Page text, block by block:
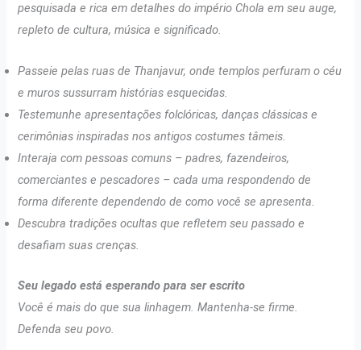
pesquisada e rica em detalhes do império Chola em seu auge,
repleto de cultura, música e significado.
Passeie pelas ruas de Thanjavur, onde templos perfuram o céu
e muros sussurram histórias esquecidas.
Testemunhe apresentações folclóricas, danças clássicas e
cerimônias inspiradas nos antigos costumes tâmeis.
Interaja com pessoas comuns – padres, fazendeiros,
comerciantes e pescadores – cada uma respondendo de
forma diferente dependendo de como você se apresenta.
Descubra tradições ocultas que refletem seu passado e
desafiam suas crenças.
Seu legado está esperando para ser escrito
Você é mais do que sua linhagem. Mantenha-se firme.
Defenda seu povo.